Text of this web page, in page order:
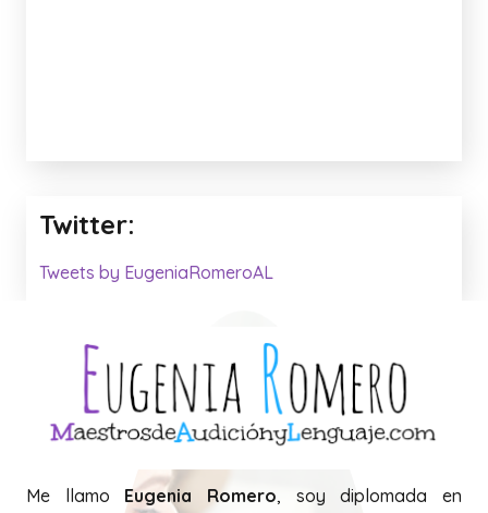
Twitter:
Tweets by EugeniaRomeroAL
Me llamo Eugenia Romero, soy diplomada en